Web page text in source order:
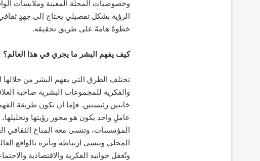
وخصوصيات المحلّة المعينة وملابسات
الرؤية بشكل تفصيلي يحتاج إلى جهدٍ
خطوةً هامةً على طريق تحقيقه.
كيف يفهم البشر ما يجري في هذا العالم؟
تختلف الطرق التي يفهم البشر من خلالها
والفكرية للمجموعات البشرية صاحبة
خانتين رئيستين. فإما أن تكون طريقة
عاملٍ واحد يكون هو محور رؤيتها
المؤسسات، وتنسى معه المناخ الثقافي
المحلي وتنسى ارتباطه وتأثره بالواقع
وتُغفل جوانبه الفكرية والاقتصادية